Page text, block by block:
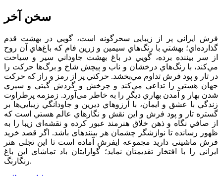
سخن آخر
فرش ايراني پر از زيبایی سحرگونه است، گويي در بهشت قدم
گذارده‌اي؛ بهشتي با رنگ‌هاي سيمين و زرين فام كه باغ‌هاي آن روح
از سر بيننده برده، ‌گويي در باغ بهشت جاوداني سير و سياحت
مي‌كند، با رنگ‌هاي درخشان و ناب و پیچش شاخ و برگ‌ها حركت را
در تار و پود فرش تداوم مي‌بخشد. حركتي پر از رمز و راز كه حركت
جهان هستي را تداعي مي‌كند و چرخش و گردش گيتي و سپري
شدن بهار و آمدن بهاري ديگر را به خاطر می‌آورد. زمزمه پرطراوت
زندگي با عشق و ايمان، با آرزوهاي ديرين و جاودانگي زيبايي‌ها بر
گستره تار و پود فرش و اين نقش و نگارهاي عالم هستي است كه
از صافي نگاه و ذهن خلاق هنرمند عبور كرده و نقشه‌ای زیبا را به
ظهور رسانده تا نوازشگر چشمان هر بیننده­ای باشد. اگر قصد خرید
فرش ماشینی دارید مجموعه ایفرش آماده است تا این تجلی هنر
ایرانی را با افتخار تقدیمتان نماید؛ گوارایتان باد تماشای این باغ
رنگارنگ.